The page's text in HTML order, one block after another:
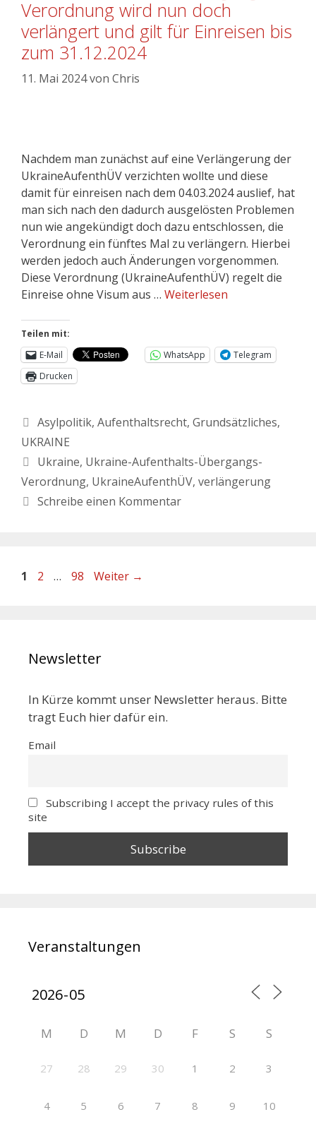
Verordnung wird nun doch
verlängert und gilt für Einreisen bis
zum 31.12.2024
11. Mai 2024von Chris
Nachdem man zunächst auf eine Verlängerung der
UkraineAufenthÜV verzichten wollte und diese
damit für einreisen nach dem 04.03.2024 auslief, hat
man sich nach den dadurch ausgelösten Problemen
nun wie angekündigt doch dazu entschlossen, die
Verordnung ein fünftes Mal zu verlängern. Hierbei
werden jedoch auch Änderungen vorgenommen.
Diese Verordnung (UkraineAufenthÜV) regelt die
Einreise ohne Visum aus … Weiterlesen
Teilen mit:
E-Mail
WhatsApp
Telegram
Drucken
Asylpolitik, Aufenthaltsrecht, Grundsätzliches,
UKRAINE
Ukraine, Ukraine-Aufenthalts-Übergangs-
Verordnung, UkraineAufenthÜV, verlängerung
Schreibe einen Kommentar
1 2 … 98 Weiter →
Newsletter
In Kürze kommt unser Newsletter heraus. Bitte
tragt Euch hier dafür ein.
Email
Subscribing I accept the privacy rules of this
site
Veranstaltungen
M D M D F S S
27 28 29 30 1 2 3
4 5 6 7 8 9 10